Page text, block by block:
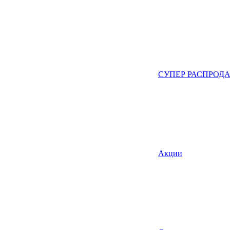
СУПЕР
Акции